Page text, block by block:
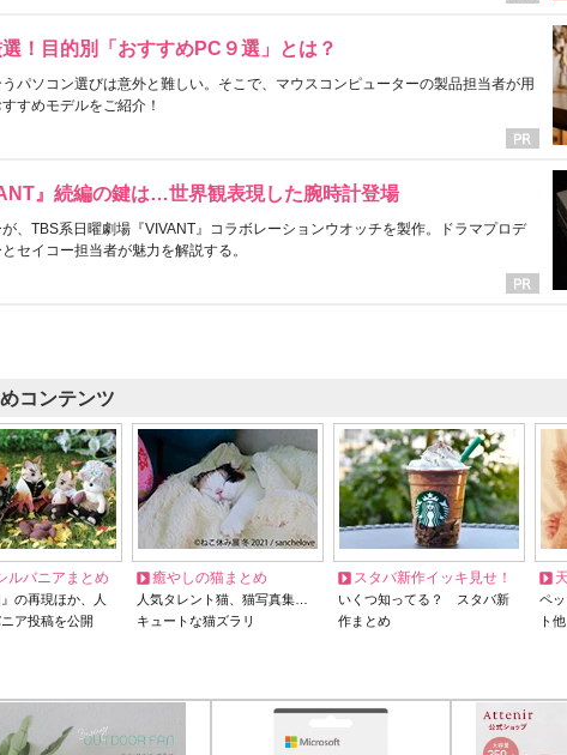
！目的別「おすすめPC９選」とは？
パソコン選びは意外と難しい。そこで、マウスコンピューターの製品担当者が用
すめモデルをご紹介！
』続編の鍵は…世界観表現した腕時計登場
、TBS系日曜劇場『VIVANT』コラボレーションウオッチを製作。ドラマプロデ
セイコー担当者が魅力を解説する。
コンテンツ
ルバニアまとめ
』の再現ほか、人
ア投稿を公開
癒やしの猫まとめ
人気タレント猫、猫写真集…
キュートな猫ズラリ
スタバ新作イッキ見せ！
いくつ知ってる？ スタバ新
作まとめ
ペ
ト